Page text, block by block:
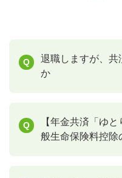
退職しますが、共
か
【年金共済「ゆ
般生命保険料控除